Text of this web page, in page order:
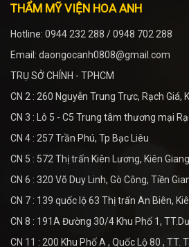
THẨM MỸ VIỆN HOA ANH
Hotline: 0944 232 288 / 0948 702 288
Email: daongocanh0808@gmail.com
TRỤ SỞ CHÍNH - TPHCM
CN 2 : 260 Nguyễn Trung Trực, Rạch Giá,
CN 3 : Lô 5 - C5 Trung tâm thương mại
CN 4 : 257 Trần Phú, Tp Bạc Liêu
CN 5 : 572 Thị trấn Kiên Lương, Kiên Giang
CN 6 : 320 Võ Duy Linh, Gò Công, Tiền
CN 7 : 139 quốc lộ 63 Thị trấn An Biên,
CN 8 : 191A Đường 30/4 Khu Phố 1,
CN 11 : 200 Khu Phố A , Quốc Lộ 80 , TT.